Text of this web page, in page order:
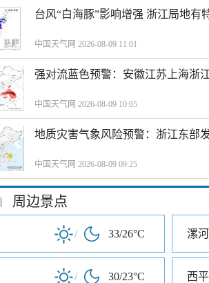
台风“白海豚”影响增强 浙江局地有
中国天气网 2026-08-09 11:01
强对流蓝色预警：安徽江苏上海浙
中国天气网 2026-08-09 10:05
地质灾害气象风险预警：浙江东部
中国天气网 2026-08-09 09:25
| 周边景点
/ 33/26°C 漯河
/ 30/23°C 西平